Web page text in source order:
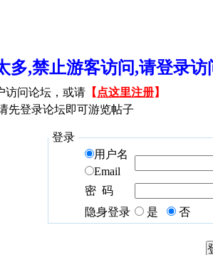
多,禁止游客访问,请登录
访问论坛，或请 【 点这里注册】
先登录论坛即可游览帖子
登录
用户名
Email
密 码
隐身登录
是 否